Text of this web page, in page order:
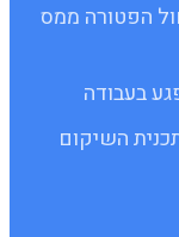
הפטורה ממס